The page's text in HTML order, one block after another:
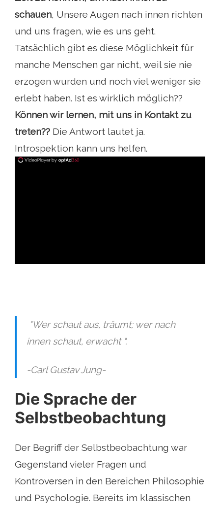
schauen, Unsere Augen nach innen richten
und uns fragen, wie es uns geht.
Tatsächlich gibt es diese Möglichkeit für
manche Menschen gar nicht, weil sie nie
erzogen wurden und noch viel weniger sie
erlebt haben. Ist es wirklich möglich??
Können wir lernen, mit uns in Kontakt zu
treten?? Die Antwort lautet ja.
Introspektion kann uns helfen.
"Wer schaut aus, träumt; wer nach
innen schaut, erwacht ".
-Carl Gustav Jung-
Die Sprache der
Selbstbeobachtung
Der Begriff der Selbstbeobachtung war
Gegenstand vieler Fragen und
Kontroversen in den Bereichen Philosophie
und Psychologie. Bereits im klassischen